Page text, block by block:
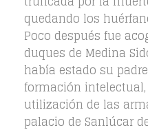
quedando los
Poco después fue
duques de Medina
había estado su
formación
utilización de las
palacio de Sanlúcar